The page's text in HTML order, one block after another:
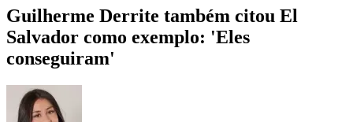
Guilherme Derrite também citou El
Salvador como exemplo: 'Eles
conseguiram'